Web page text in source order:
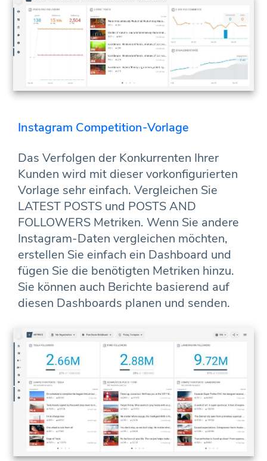
Instagram Competition-Vorlage
Das Verfolgen der Konkurrenten Ihrer
Kunden wird mit dieser vorkonfigurierten
Vorlage sehr einfach. Vergleichen Sie
LATEST POSTS und POSTS AND
FOLLOWERS Metriken. Wenn Sie andere
Instagram-Daten vergleichen möchten,
erstellen Sie einfach ein Dashboard und
fügen Sie die benötigten Metriken hinzu.
Sie können auch Berichte basierend auf
diesen Dashboards planen und senden.